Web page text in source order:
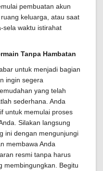
pembuatan akun
keluarga, atau saat
sela waktu istirahat
Tanpa Hambatan
untuk menjadi bagian
ingin segera
yang telah
sederhana. Anda
untuk memulai proses
Silakan langsung
ini dengan mengunjungi
membawa Anda
resmi tanpa harus
membingungkan. Begitu